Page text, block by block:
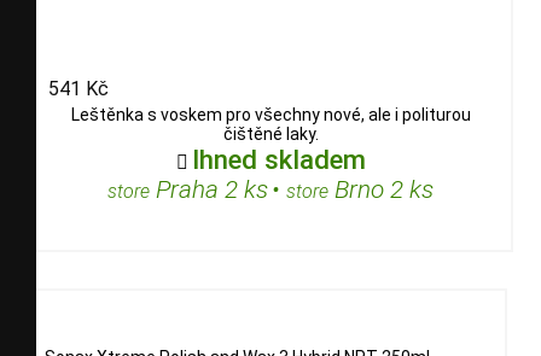
541 Kč
Leštěnka s voskem pro všechny nové, ale i politurou
čištěné laky.
 Ihned skladem
store Praha 2 ks• store Brno 2 ks